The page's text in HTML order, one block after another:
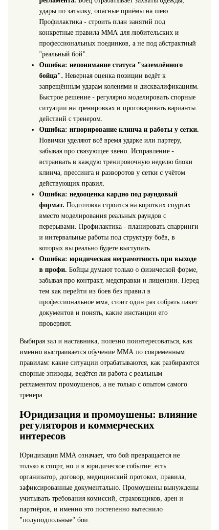
удары по затылку, опасные приёмы на шею.
Профилактика - строить план занятий под
конкретные правила ММА для любительских и
профессиональных поединков, а не под абстрактный
"реальный бой".
Ошибка: непонимание статуса "заземлённого
бойца". Неверная оценка позиции ведёт к
запрещённым ударам коленями и дисквалификациям.
Быстрое решение - регулярно моделировать спорные
ситуации на тренировках и проговаривать варианты
действий с тренером.
Ошибка: игнорирование клинча и работы у сетки.
Новички уделяют всё время ударке или партеру,
забывая про связующее звено. Исправление -
встраивать в каждую тренировочную неделю блоки
клинча, прессинга и разворотов у сетки с учётом
действующих правил.
Ошибка: недооценка кардио под раундовый
формат. Подготовка строится на коротких спуртах
вместо моделирования реальных раундов с
перерывами. Профилактика - планировать спарринги
и интервальные работы под структуру боёв, в
которых вы реально будете выступать.
Ошибка: юридическая неграмотность при выходе
в профи. Бойцы думают только о физической форме,
забывая про контракт, медсправки и лицензии. Перед
тем как перейти из боев без правил в
профессиональное мма, стоит один раз собрать пакет
документов и понять, какие инстанции его
проверяют.
Выбирая зал и наставника, полезно поинтересоваться, как
именно выстраивается обучение ММА по современным
правилам: какие ситуации отрабатываются, как разбираются
спорные эпизоды, ведётся ли работа с реальным
регламентом промоушенов, а не только с опытом самого
тренера.
Юридизация и промоушены: влияние
регуляторов и коммерческих
интересов
Юридизация ММА означает, что бой превращается не
только в спорт, но и в юридическое событие: есть
организатор, договор, медицинский протокол, правила,
зафиксированные документально. Промоушены вынуждены
учитывать требования комиссий, страховщиков, арен и
партнёров, и именно это постепенно вытеснило
"полуподпольные" бои.